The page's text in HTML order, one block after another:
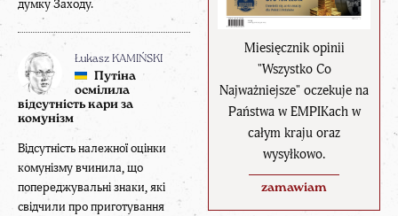
Miesięcznik opinii
"Wszystko Co
Najważniejsze" oczekuje na
Państwa w EMPIKach w
całym kraju oraz
wysyłkowo.
zamawiam
думку Заходу.
Łukasz KAMIŃSKI
Путіна
осмілила
відсутність кари за
комунізм
Відсутність належної оцінки
комунізму вчинила, що
попереджувальні знаки, які
свідчили про приготування